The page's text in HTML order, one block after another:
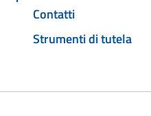
Contatti
Strumenti di tutela